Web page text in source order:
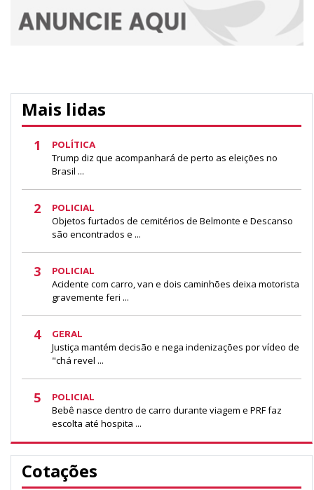
Mais lidas
1 POLÍTICA
Trump diz que acompanhará de perto as eleições no
Brasil ...
2 POLICIAL
Objetos furtados de cemitérios de Belmonte e Descanso
são encontrados e ...
3 POLICIAL
Acidente com carro, van e dois caminhões deixa motorista
gravemente feri ...
4 GERAL
Justiça mantém decisão e nega indenizações por vídeo de
"chá revel ...
5 POLICIAL
Bebê nasce dentro de carro durante viagem e PRF faz
escolta até hospita ...
Cotações